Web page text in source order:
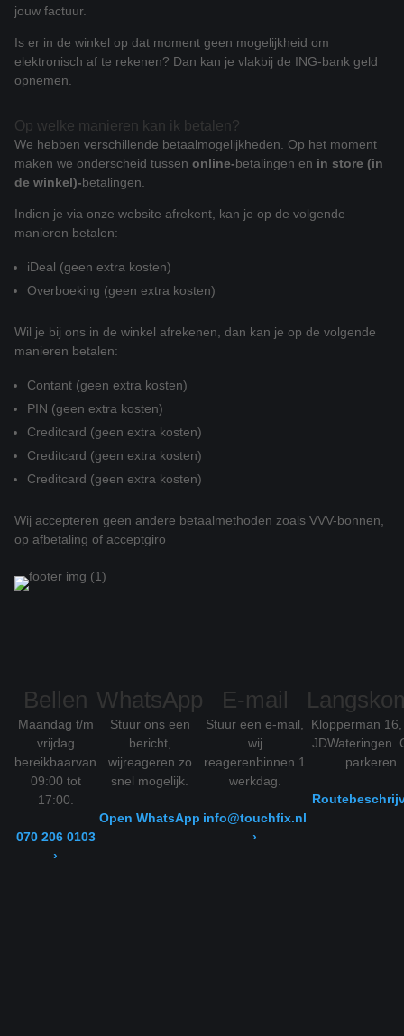
jouw factuur.
Is er in de winkel op dat moment geen mogelijkheid om
elektronisch af te rekenen? Dan kan je vlakbij de ING-bank geld
opnemen.
Op welke manieren kan ik betalen?
We hebben verschillende betaalmogelijkheden. Op het moment
maken we onderscheid tussen online-betalingen en in store (in
de winkel)-betalingen.
Indien je via onze website afrekent, kan je op de volgende
manieren betalen:
iDeal (geen extra kosten)
Overboeking (geen extra kosten)
Wil je bij ons in de winkel afrekenen, dan kan je op de volgende
manieren betalen:
Contant (geen extra kosten)
PIN (geen extra kosten)
Creditcard (geen extra kosten)
Creditcard (geen extra kosten)
Creditcard (geen extra kosten)
Wij accepteren geen andere betaalmethoden zoals VVV-bonnen,
op afbetaling of acceptgiro
Bellen
Maandag t/m
vrijdag
bereikbaarvan
09:00 tot
17:00.
070 206 0103
›
WhatsApp
Stuur ons een
bericht,
wijreageren zo
snel mogelijk.
Open WhatsApp
E-mail
Stuur een e-mail,
wij
reagerenbinnen 1
werkdag.
info@touchfix.nl
›
Klopperman
JDWateringen.
parkeren.